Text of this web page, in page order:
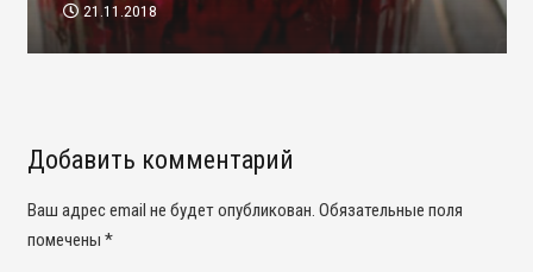
21.11.2018
Добавить комментарий
Ваш адрес email не будет опубликован. Обязательные поля
помечены *